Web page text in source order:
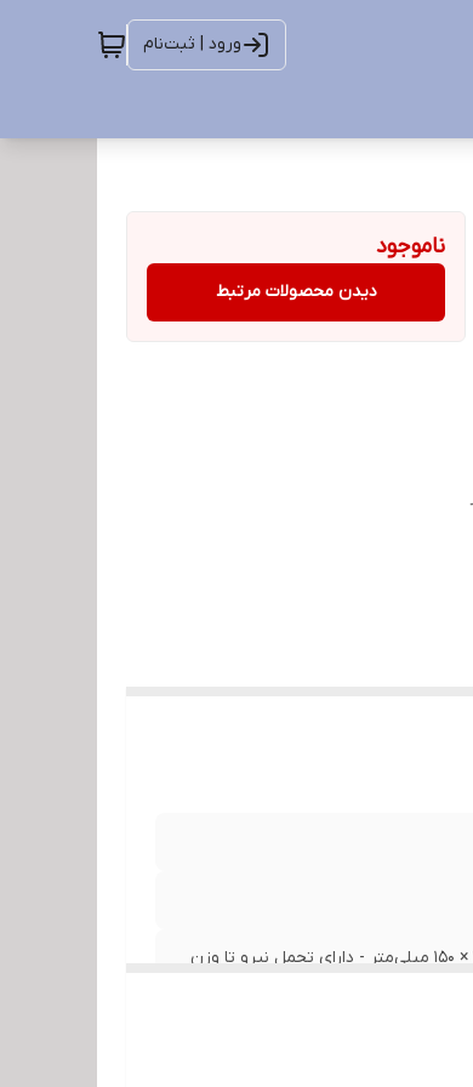
ورود | ثبت‌نام
ناموجود
دیدن محصولات مرتبط
- مناسب برای بستن قطعات مختلف از جمله انواع سیم، کابل و ... - در ابعاد ۲.۵ × ۱۵۰ میلی‌متر - دارای تحمل نیرو تا وزن